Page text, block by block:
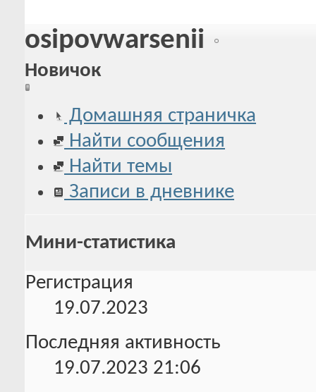
osipovwarsenii
Новичок
Домашняя страничка
Найти сообщения
Найти темы
Записи в дневнике
Мини-статистика
Регистрация
19.07.2023
Последняя активность
19.07.2023 21:06